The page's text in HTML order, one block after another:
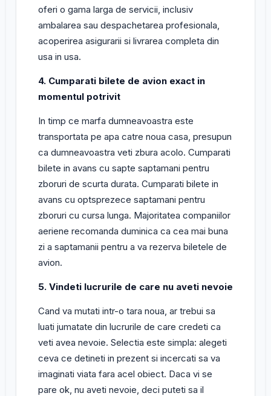
oferi o gama larga de servicii, inclusiv
ambalarea sau despachetarea profesionala,
acoperirea asigurarii si livrarea completa din
usa in usa.
4. Cumparati bilete de avion exact in
momentul potrivit
In timp ce marfa dumneavoastra este
transportata pe apa catre noua casa, presupun
ca dumneavoastra veti zbura acolo. Cumparati
bilete in avans cu sapte saptamani pentru
zboruri de scurta durata. Cumparati bilete in
avans cu optsprezece saptamani pentru
zboruri cu cursa lunga. Majoritatea companiilor
aeriene recomanda duminica ca cea mai buna
zi a saptamanii pentru a va rezerva biletele de
avion.
5. Vindeti lucrurile de care nu aveti nevoie
Cand va mutati intr-o tara noua, ar trebui sa
luati jumatate din lucrurile de care credeti ca
veti avea nevoie. Selectia este simpla: alegeti
ceva ce detineti in prezent si incercati sa va
imaginati viata fara acel obiect. Daca vi se
pare ok, nu aveti nevoie, deci puteti sa il